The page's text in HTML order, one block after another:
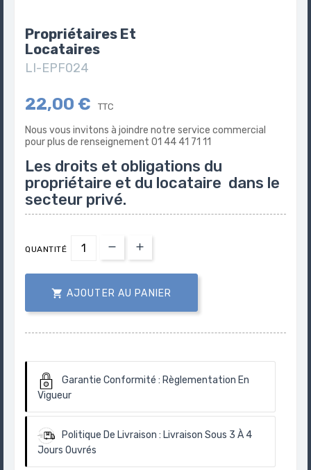
Propriétaires Et
Locataires
LI-EPF024
22,00 € TTC
Nous vous invitons à joindre notre service commercial
pour plus de renseignement 01 44 41 71 11
Les droits et obligations du
propriétaire et du locataire dans le
secteur privé.
QUANTITÉ
 AJOUTER AU PANIER
Garantie Conformité : Règlementation En
Vigueur
Politique De Livraison : Livraison Sous 3 À 4
Jours Ouvrés